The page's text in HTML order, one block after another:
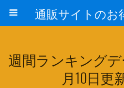
週間ランキングデ
月10日更